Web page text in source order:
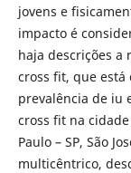
jovens e
impacto é
haja descrições a
cross fit, que está
prevalência de iu
cross fit na cidade
Paulo – SP, São
multicêntrico,